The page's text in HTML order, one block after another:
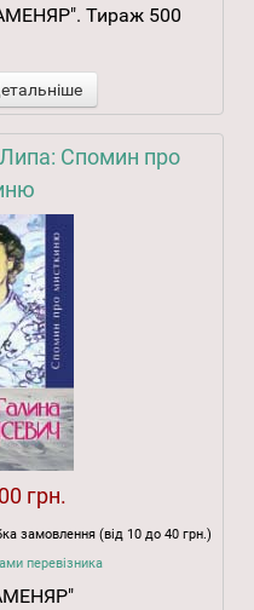
Тираж 500
Спомин про
грн.
замовлення (від 10 до 40 грн.)
перевізника